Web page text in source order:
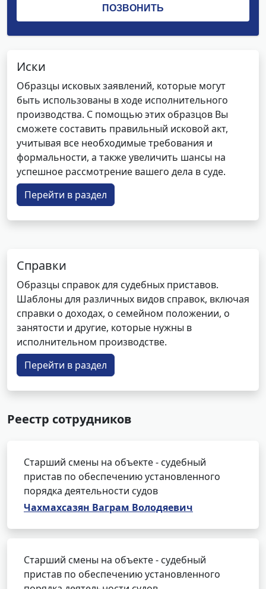
Иски
Образцы исковых заявлений, которые могут
быть использованы в ходе исполнительного
производства. С помощью этих образцов Вы
сможете составить правильный исковой акт,
учитывая все необходимые требования и
формальности, а также увеличить шансы на
успешное рассмотрение вашего дела в суде.
Перейти в раздел
Справки
Образцы справок для судебных приставов.
Шаблоны для различных видов справок, включая
справки о доходах, о семейном положении, о
занятости и другие, которые нужны в
исполнительном производстве.
Перейти в раздел
Реестр сотрудников
Старший смены на объекте - судебный
пристав по обеспечению установленного
порядка деятельности судов
Чахмахсазян Ваграм Володяевич
Старший смены на объекте - судебный
пристав по обеспечению установленного